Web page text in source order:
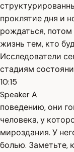
проклятие дня и
рождаться,
жизнь тем, кто
Исследователи
стадиям
10:15
Speaker A
поведению, они
человека, у
мироздания. У
болью. Заметьте,